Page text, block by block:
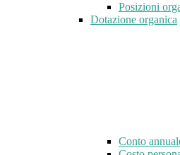
Posizioni
Dotazione organica
Conto